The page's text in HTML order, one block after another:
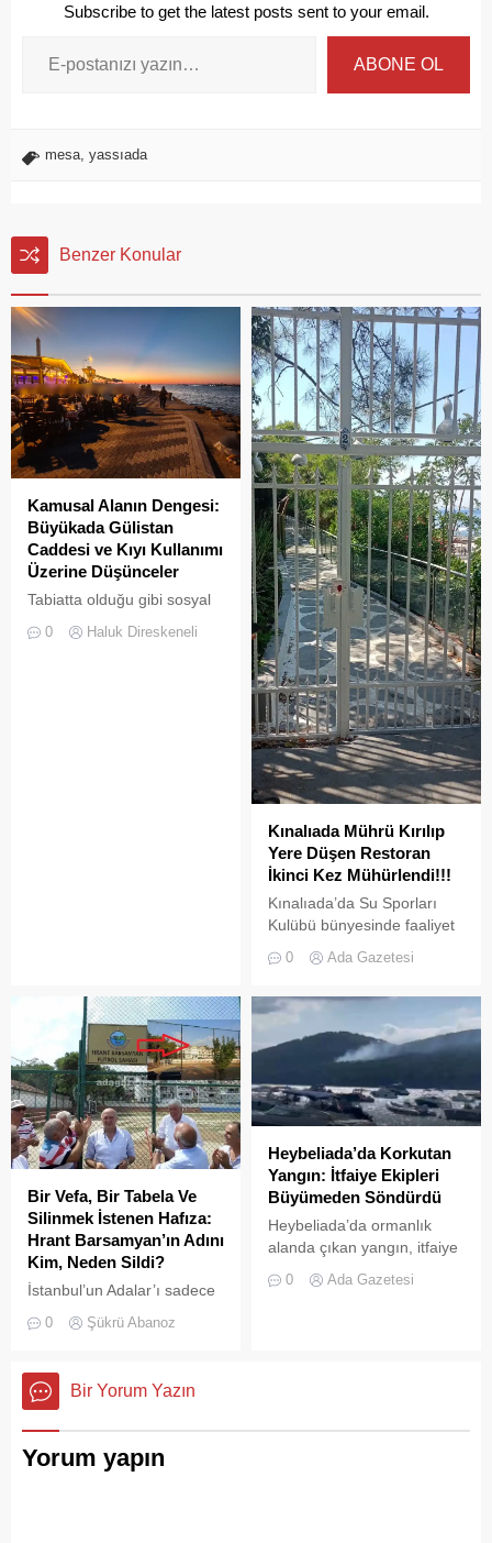
Subscribe to get the latest posts sent to your email.
ABONE OL
mesa yassıada
Benzer Konular
Kamusal Alanın Dengesi:
Büyükada Gülistan
Caddesi ve Kıyı Kullanımı
Üzerine Düşünceler
Tabiatta olduğu gibi sosyal
hayatta da boşluklar uzun
süre karşılıksız kalmaz;
0 Haluk Direskeneli
Kınalıada Mührü Kırılıp
Yere Düşen Restoran
İkinci Kez Mühürlendi!!!
Kınalıada’da Su Sporları
Kulübü bünyesinde faaliyet
ruhsat usulsüzlüğü ve adres
Adalar Belediyesi tarafından
mühürlendi.
0 Ada Gazetesi
Bir Vefa, Bir Tabela Ve
Silinmek İstenen Hafıza:
Hrant Barsamyan’ın Adını
Kim, Neden Sildi?
İstanbul’un Adalar’ı sadece
yazlıkçıların nefes aldığı
aynı zamanda bu şehrin çok
kültürlü hafızası,
tanıklarıdır.
0 Şükrü Abanoz
Heybeliada’da Korkutan
Yangın: İtfaiye Ekipleri
Büyümeden Söndürdü
Heybeliada’da ormanlık
alanda çıkan yangın, itfaiye
sayesinde büyümeden ve
0 Ada Gazetesi
Bir Yorum Yazın
Yorum yapın